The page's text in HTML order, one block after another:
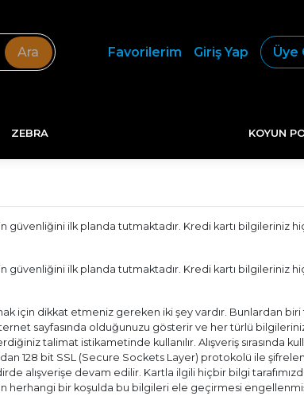
Ara
Favorilerim Giriş Yap Üye
ZEBRA KOYUN
güvenliğini ilk planda tutmaktadır. Kredi kartı bilgileriniz
güvenliğini ilk planda tutmaktadır. Kredi kartı bilgileriniz
dikkat etmeniz gereken iki şey vardır. Bunlardan biri
sayfasında olduğunuzu gösterir ve her türlü
talimat istikametinde kullanılır. Alışveriş sırasında
128 bit SSL (Secure Sockets Layer) protokolü ile
alışverişe devam edilir. Kartla ilgili hiçbir bilgi
herhangi bir koşulda bu bilgileri ele geçirmesi